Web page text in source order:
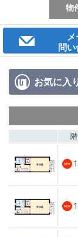
物
問
お気に入
階
1
1